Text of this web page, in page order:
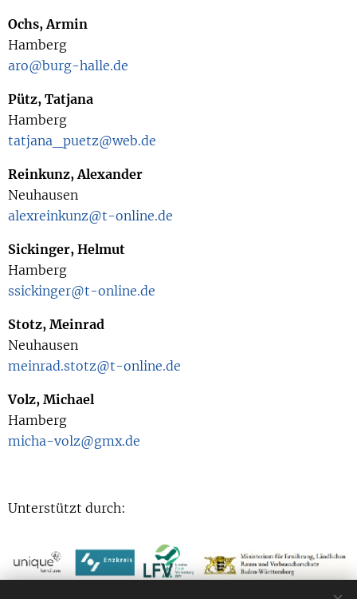
Ochs, Armin
Hamberg
aro@burg-halle.de
Pütz, Tatjana
Hamberg
tatjana_puetz@web.de
Reinkunz, Alexander
Neuhausen
alexreinkunz@t-online.de
Sickinger, Helmut
Hamberg
ssickinger@t-online.de
Stotz, Meinrad
Neuhausen
meinrad.stotz@t-online.de
Volz, Michael
Hamberg
micha-volz@gmx.de
Unterstützt durch: